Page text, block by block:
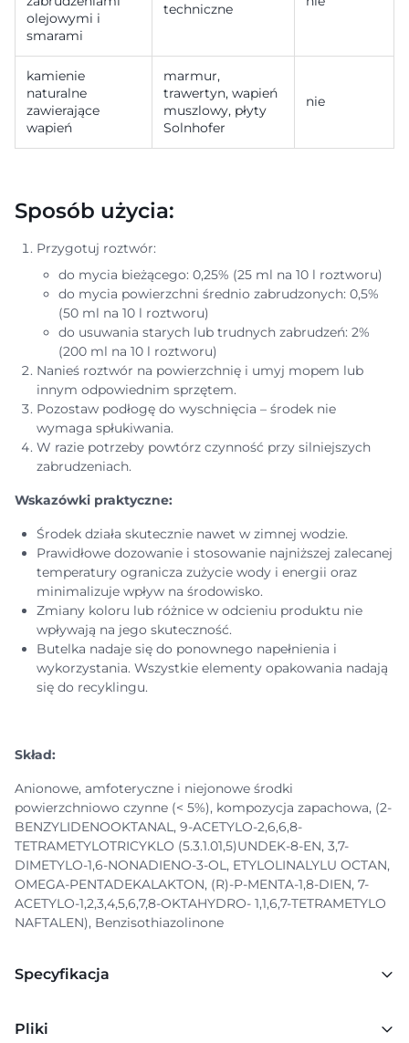
olejowymi i
smarami
techniczne
kamienie
naturalne
zawierające
wapień
marmur,
trawertyn, wapień
muszlowy, płyty
Solnhofer
nie
Sposób użycia:
Przygotuj roztwór:
do mycia bieżącego: 0,25% (25 ml na 10 l roztworu)
do mycia powierzchni średnio zabrudzonych: 0,5%
(50 ml na 10 l roztworu)
do usuwania starych lub trudnych zabrudzeń: 2%
(200 ml na 10 l roztworu)
Nanieś roztwór na powierzchnię i umyj mopem lub
innym odpowiednim sprzętem.
Pozostaw podłogę do wyschnięcia – środek nie
wymaga spłukiwania.
W razie potrzeby powtórz czynność przy silniejszych
zabrudzeniach.
Wskazówki praktyczne:
Środek działa skutecznie nawet w zimnej wodzie.
Prawidłowe dozowanie i stosowanie najniższej zalecanej
temperatury ogranicza zużycie wody i energii oraz
minimalizuje wpływ na środowisko.
Zmiany koloru lub różnice w odcieniu produktu nie
wpływają na jego skuteczność.
Butelka nadaje się do ponownego napełnienia i
wykorzystania. Wszystkie elementy opakowania nadają
się do recyklingu.
Skład:
Anionowe, amfoteryczne i niejonowe środki
powierzchniowo czynne (< 5%), kompozycja zapachowa, (2-
BENZYLIDENOOKTANAL, 9-ACETYLO-2,6,6,8-
TETRAMETYLOTRICYKLO (5.3.1.01,5)UNDEK-8-EN, 3,7-
DIMETYLO-1,6-NONADIENO-3-OL, ETYLOLINALYLU OCTAN,
OMEGA-PENTADEKALAKTON, (R)-P-MENTA-1,8-DIEN, 7-
ACETYLO-1,2,3,4,5,6,7,8-OKTAHYDRO- 1,1,6,7-TETRAMETYLO
NAFTALEN), Benzisothiazolinone
Specyfikacja
Pliki